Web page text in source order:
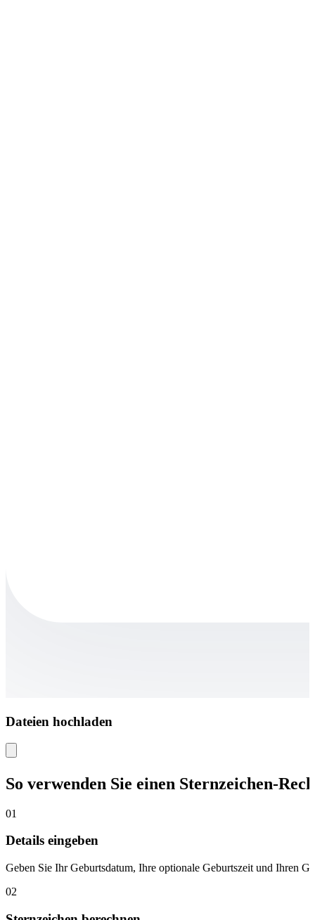
Dateien hochladen
So verwenden Sie einen Sternzeichen-
01
Details eingeben
Geben Sie Ihr Geburtsdatum, Ihre optionale Geburtszeit und Ihren
02